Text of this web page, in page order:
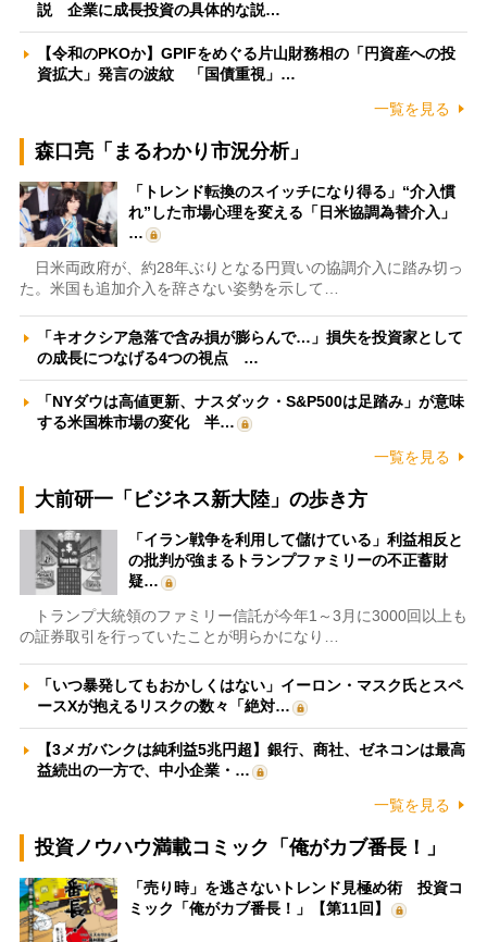
説 企業に成長投資の具体的な説…
【令和のPKOか】GPIFをめぐる片山財務相の「円資産への投
資拡大」発言の波紋 「国債重視」…
一覧を見る
森口亮「まるわかり市況分析」
「トレンド転換のスイッチになり得る」“介入慣
れ”した市場心理を変える「日米協調為替介入」
…
日米両政府が、約28年ぶりとなる円買いの協調介入に踏み切っ
た。米国も追加介入を辞さない姿勢を示して…
「キオクシア急落で含み損が膨らんで…」損失を投資家として
の成長につなげる4つの視点 …
「NYダウは高値更新、ナスダック・S&P500は足踏み」が意味
する米国株市場の変化 半…
一覧を見る
大前研一「ビジネス新大陸」の歩き方
「イラン戦争を利用して儲けている」利益相反と
の批判が強まるトランプファミリーの不正蓄財
疑…
トランプ大統領のファミリー信託が今年1～3月に3000回以上も
の証券取引を行っていたことが明らかになり…
「いつ暴発してもおかしくはない」イーロン・マスク氏とスペ
ースXが抱えるリスクの数々「絶対…
【3メガバンクは純利益5兆円超】銀行、商社、ゼネコンは最高
益続出の一方で、中小企業・…
一覧を見る
投資ノウハウ満載コミック「俺がカブ番長！」
「売り時」を逃さないトレンド見極め術 投資コ
ミック「俺がカブ番長！」【第11回】